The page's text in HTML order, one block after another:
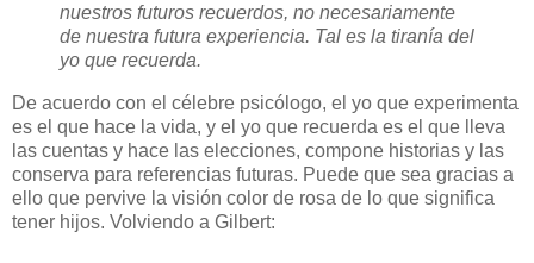
nuestros futuros recuerdos, no necesariamente
de nuestra futura experiencia. Tal es la tiranía del
yo que recuerda.
De acuerdo con el célebre psicólogo, el yo que experimenta
es el que hace la vida, y el yo que recuerda es el que lleva
las cuentas y hace las elecciones, compone historias y las
conserva para referencias futuras. Puede que sea gracias a
ello que pervive la visión color de rosa de lo que significa
tener hijos. Volviendo a Gilbert: